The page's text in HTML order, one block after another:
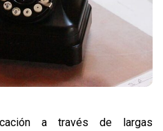
a través de largas